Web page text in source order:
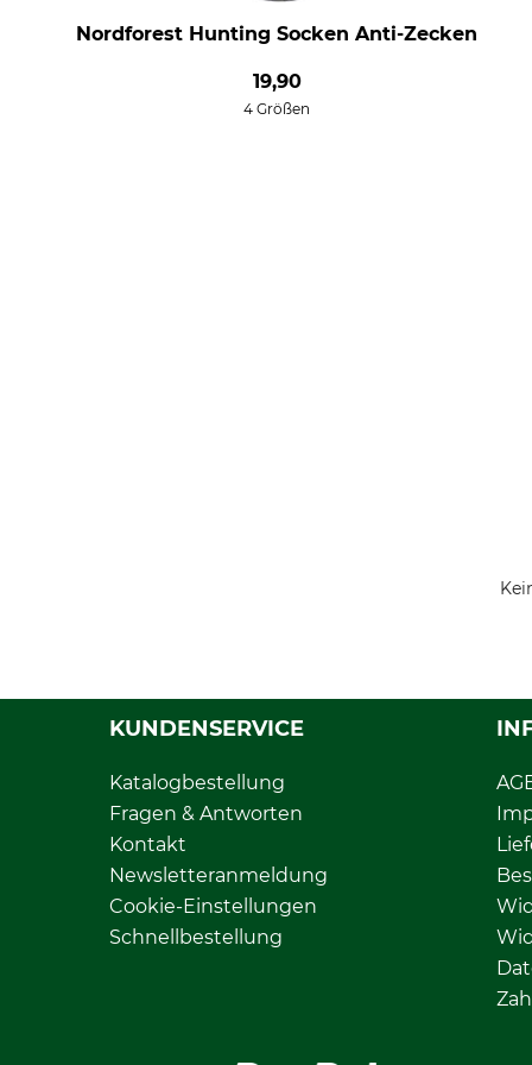
Nordforest Hunting Socken Anti-Zecken
19,90
4 Größen
KUNDENSERVICE
Katalogbestellung
Fragen & Antworten
Kontakt
Newsletteranmeldung
Cookie-Einstellungen
Schnellbestellung